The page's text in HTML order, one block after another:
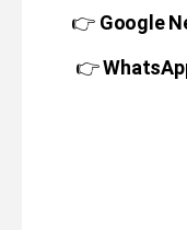
👉 Google
👉